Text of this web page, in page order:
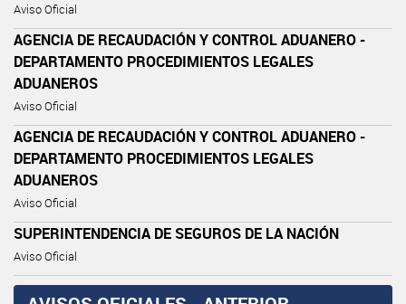
Aviso Oficial
AGENCIA DE RECAUDACIÓN Y CONTROL ADUANERO -
DEPARTAMENTO PROCEDIMIENTOS LEGALES
ADUANEROS
Aviso Oficial
AGENCIA DE RECAUDACIÓN Y CONTROL ADUANERO -
DEPARTAMENTO PROCEDIMIENTOS LEGALES
ADUANEROS
Aviso Oficial
SUPERINTENDENCIA DE SEGUROS DE LA NACIÓN
Aviso Oficial